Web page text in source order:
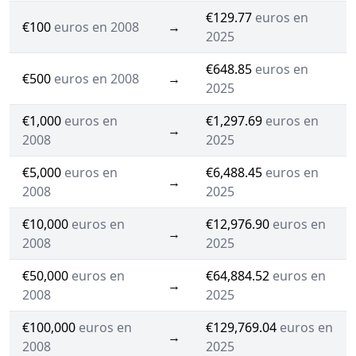
€100 euros en 2008 →
€129.77 euros en
2025
€500 euros en 2008 →
€648.85 euros en
2025
€1,000 euros en
2008
→
€1,297.69 euros en
2025
€5,000 euros en
2008
→
€6,488.45 euros en
2025
€10,000 euros en
2008
→
€12,976.90 euros en
2025
€50,000 euros en
2008
→
€64,884.52 euros en
2025
€100,000 euros en
2008
→
€129,769.04 euros en
2025